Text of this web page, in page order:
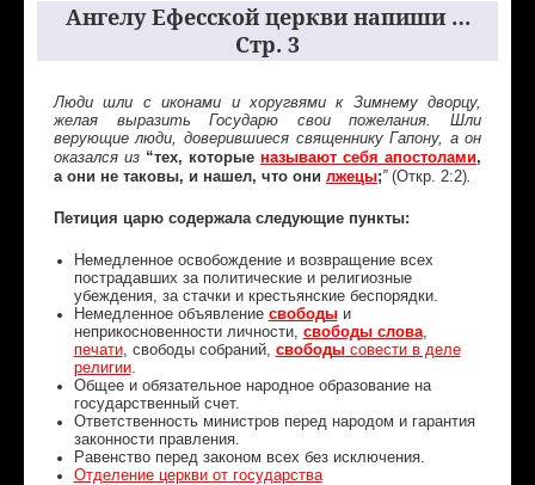
Ангелу Ефесской церкви напиши …
Стр. 3
Люди шли с иконами и хоругвями к Зимнему дворцу,
желая выразить Государю свои пожелания. Шли
верующие люди, доверившиеся священнику Гапону, а он
оказался из“тех, которые называют себя апостолами,
а они не таковы, и нашел, что они лжецы;” (Откр. 2:2).
Петиция царю содержала следующие пункты:
Немедленное освобождение и возвращение всех
пострадавших за политические и религиозные
убеждения, за стачки и крестьянские беспорядки.
Немедленное объявление свободыи
неприкосновенности личности, свободы слова,
печати, свободы собраний, свободысовести в деле
религии.
Общее и обязательное народное образование на
государственный счет.
Ответственность министров перед народом и гарантия
законности правления.
Равенство перед законом всех без исключения.
Отделение церкви от государства